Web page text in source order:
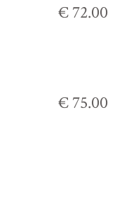
€ 72.00
€ 75.00